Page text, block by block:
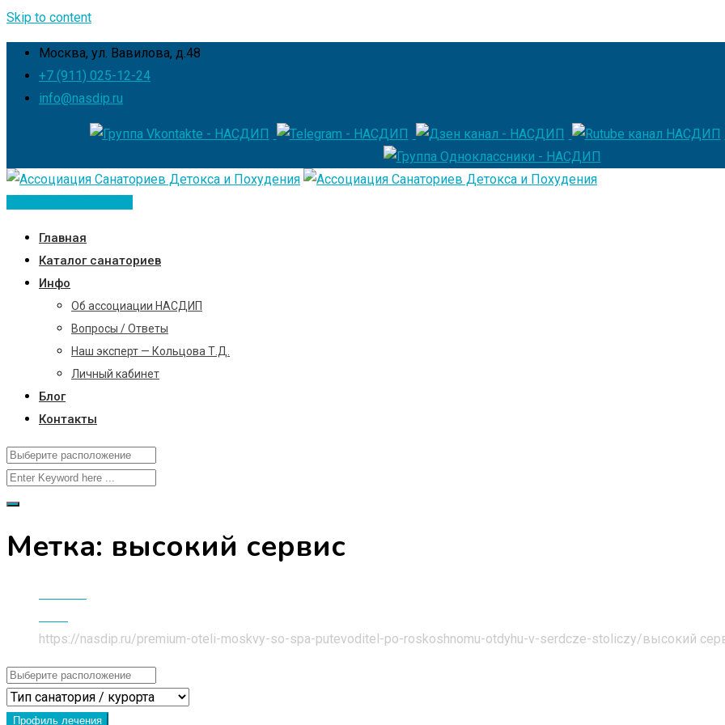
Skip to content
Москва, ул. Вавилова, д.48
+7 (911) 025-12-24
info@nasdip.ru
Главная
Каталог санаториев
Инфо
Об ассоциации НАСДИП
Вопросы / Ответы
Наш эксперт — Кольцова Т.Д.
Личный кабинет
Блог
Контакты
Метка: высокий сервис
https://nasdip.ru/premium-oteli-moskvy-so-spa-putevoditel-po-roskoshnomu-otdyhu-v-serdcze-stoliczy/высокий
Профиль лечения